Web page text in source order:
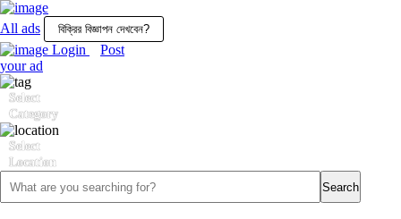
All ads
Login
Post
your ad
All
Posts
Login
Post
your
ad
Select
Category
Select
Location